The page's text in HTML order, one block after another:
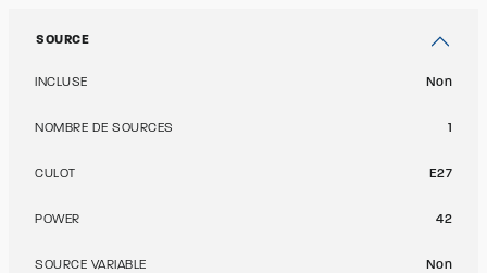
SOURCE
INCLUSE Non
NOMBRE DE SOURCES 1
CULOT E27
POWER 42
SOURCE VARIABLE Non